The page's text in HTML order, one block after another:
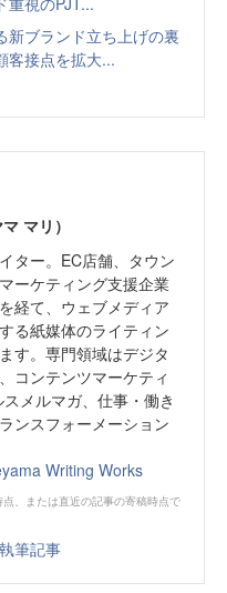
新ブランド立ち上げの裏
接点を拡大...
マリ）
ター。EC店舗、タウン
ーケティング支援企業
経て、ウェブメディア
る紙媒体のライティン
す。専門領域はデジタ
コンテンツマーケティ
メルマガ、仕事・働き
ンスフォーメーション
Writing Works
、または直近の記事の寄稿時点で
筆記事